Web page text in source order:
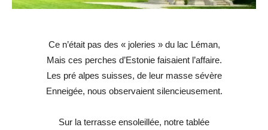
Ce n’était pas des « joleries » du lac Léman,
Mais ces perches d’Estonie faisaient l’affaire.
Les pré alpes suisses, de leur masse sévère
Enneigée, nous observaient silencieusement.
Sur la terrasse ensoleillée, notre tablée